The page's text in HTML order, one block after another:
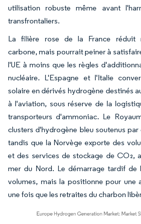
utilisation robuste même avant
transfrontaliers.
La filière rose de la France réduit
carbone, mais pourrait peiner à
l'UE à moins que les règles
nucléaire. L'Espagne et l'Italie
solaire en dérivés hydrogène destinés
à l'aviation, sous réserve de la
transporteurs d'ammoniac. Le
clusters d'hydrogène bleu soutenus
tandis que la Norvège exporte des
et des services de stockage de CO₂,
mer du Nord. Le démarrage tardif de
volumes, mais la positionne pour une
une fois que les retraites du charbon